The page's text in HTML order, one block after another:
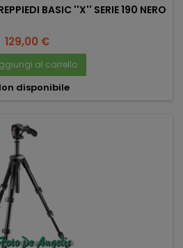
BASIC ''X'' SERIE 190 NERO
Prezzo
129,00 €
al carrello
disponibile